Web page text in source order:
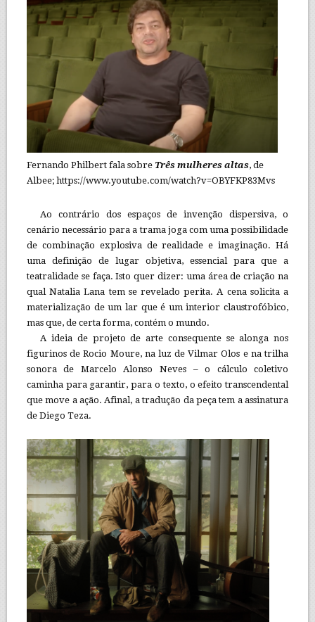
Fernando Philbert fala sobre Três mulheres altas, de
Albee; https://www.youtube.com/watch?v=OBYFKP83Mvs
Ao contrário dos espaços de invenção dispersiva, o
cenário necessário para a trama joga com uma possibilidade
de combinação explosiva de realidade e imaginação. Há
uma definição de lugar objetiva, essencial para que a
teatralidade se faça. Isto quer dizer: uma área de criação na
qual Natalia Lana tem se revelado perita. A cena solicita a
materialização de um lar que é um interior claustrofóbico,
mas que, de certa forma, contém o mundo.
A ideia de projeto de arte consequente se alonga nos
figurinos de Rocio Moure, na luz de Vilmar Olos e na trilha
sonora de Marcelo Alonso Neves – o cálculo coletivo
caminha para garantir, para o texto, o efeito transcendental
que move a ação. Afinal, a tradução da peça tem a assinatura
de Diego Teza.